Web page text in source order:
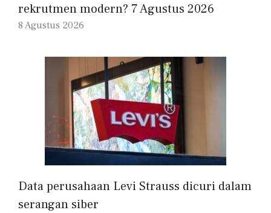
rekrutmen modern? 7 Agustus 2026
8 Agustus 2026
Data perusahaan Levi Strauss dicuri dalam
serangan siber